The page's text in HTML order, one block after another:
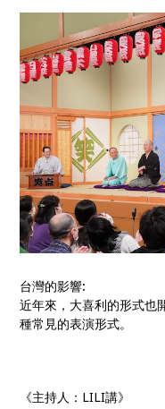
台灣的影響:
近年來，大喜利的形式也
種常見的表演形式。
《主持人：LILI講》